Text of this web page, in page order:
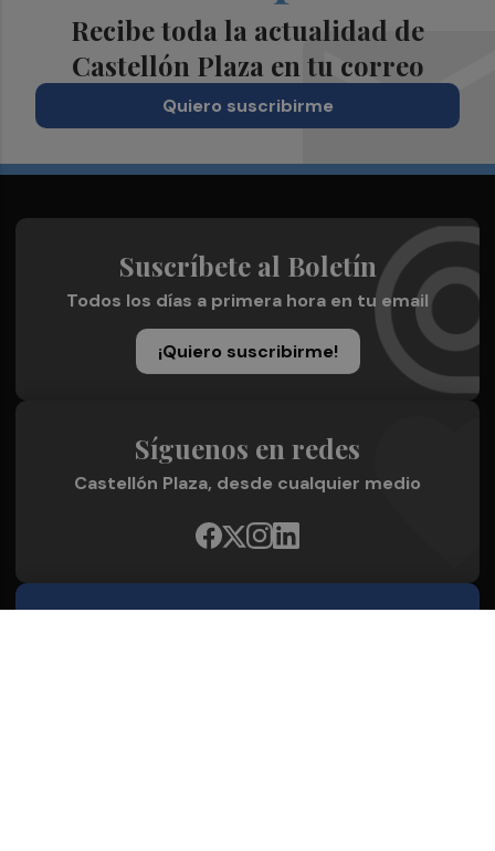
Recibe toda la actualidad de
Castellón Plaza en tu correo
Quiero suscribirme
Suscríbete al Boletín
Todos los días a primera hora en tu email
¡Quiero suscribirme!
Síguenos en redes
Castellón Plaza, desde cualquier medio